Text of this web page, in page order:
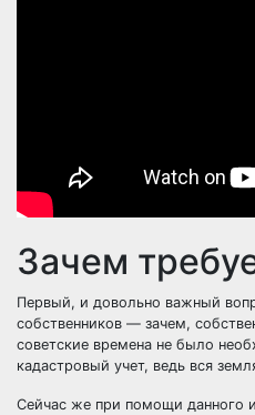
Зачем
Первый, и довольно важный
собственников — зачем,
советские времена не было
кадастровый учет, ведь вся
Сейчас же при помощи данного